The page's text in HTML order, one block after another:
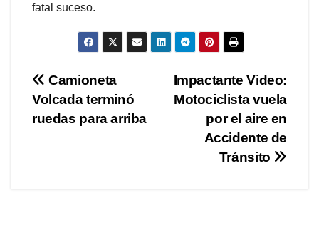
fatal suceso.
Navegación
de
Impactante Video:
Motociclista vuela
por el aire en
Accidente de
Tránsito
Camioneta
Volcada terminó
ruedas para arriba